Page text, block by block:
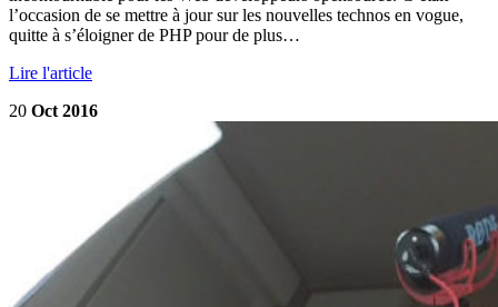
l’occasion de se mettre à jour sur les nouvelles technos en vogue,
quitte à s’éloigner de PHP pour de plus…
Lire l'article
20 Oct 2016